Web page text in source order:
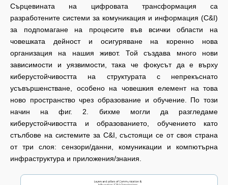
Сърцевината на цифровата трансформация са
разработените системи за комуникация и информация (C&I)
за подпомагане на процесите във всички области на
човешката дейност и осигуряване на коренно нова
организация на нашия живот. Той създава много нови
зависимости и уязвимости, така че фокусът да е върху
киберустойчивостта на структурата с непрекъснато
усъвършенстване, особено на човешкия елемент на това
ново пространство чрез образование и обучение. По този
начин на фиг. 2. бихме могли да разгледаме
киберустойчивостта и образованието, обучението като
стълбове на системите за C&I, състоящи се от своя страна
от три слоя: сензори/данни, комуникации и компютърна
инфраструктура и приложения/знания.